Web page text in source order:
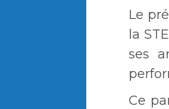
Le
la
ses
Ce